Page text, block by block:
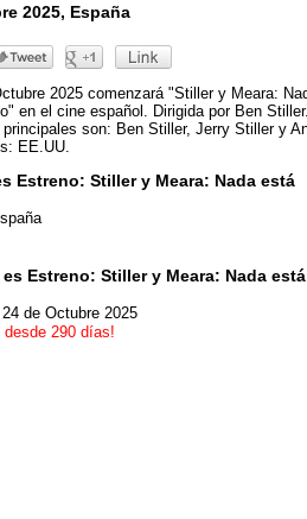
2025, España
2025 comenzará "Stiller y Meara:
en el cine español. Dirigida por Ben
son: Ben Stiller, Jerry Stiller y
EE.UU.
Estreno: Stiller y Meara: Nada está
Estreno: Stiller y Meara: Nada está
de Octubre 2025
desde 290 días!